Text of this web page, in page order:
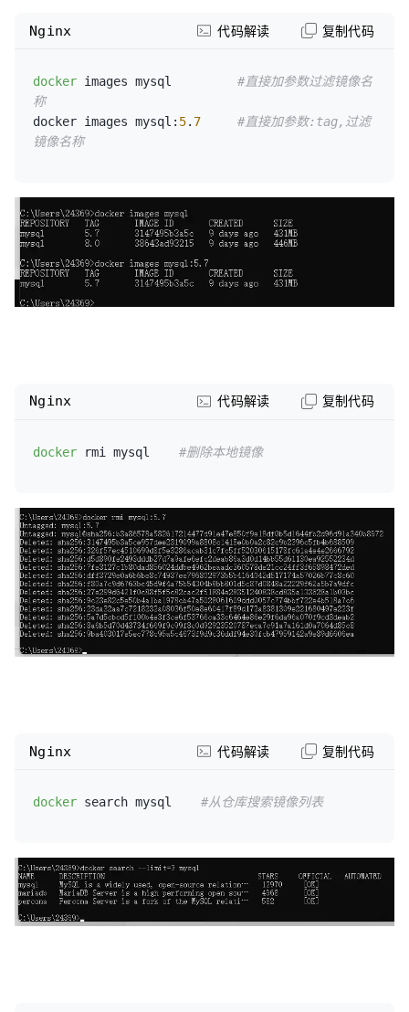
docker images mysql #直接加参数过滤镜像名
称
docker images mysql: 5. 7
#直接加参数:tag,过滤
镜像名称
Nginx 代码解读 复制代码
docker rmi mysql #删除本地镜像
Nginx 代码解读 复制代码
docker search mysql #从仓库搜索镜像列表
Nginx 代码解读 复制代码